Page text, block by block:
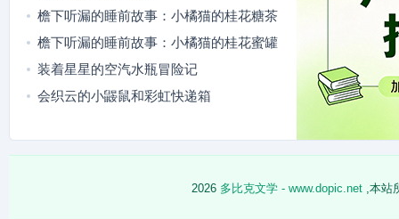
檐下听漏的睡前故事：小橘猫的桂花糖茶
檐下听漏的睡前故事：小橘猫的桂花蜜罐
装着星星的空汽水瓶冒险记
会织云的小鼹鼠和彩虹快递箱
2026 多比克文学 - www.dopic.net ,本站